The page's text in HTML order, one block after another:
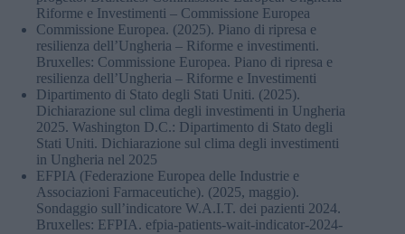
Riforme e Investimenti – Commissione Europea
Commissione Europea. (2025). Piano di ripresa e
resilienza dell’Ungheria – Riforme e investimenti.
Bruxelles: Commissione Europea. Piano di ripresa e
resilienza dell’Ungheria – Riforme e Investimenti
Dipartimento di Stato degli Stati Uniti. (2025).
Dichiarazione sul clima degli investimenti in Ungheria
2025. Washington D.C.: Dipartimento di Stato degli
Stati Uniti. Dichiarazione sul clima degli investimenti
in Ungheria nel 2025
EFPIA (Federazione Europea delle Industrie e
Associazioni Farmaceutiche). (2025, maggio).
Sondaggio sull’indicatore W.A.I.T. dei pazienti 2024.
Bruxelles: EFPIA. efpia-patients-wait-indicator-2024-